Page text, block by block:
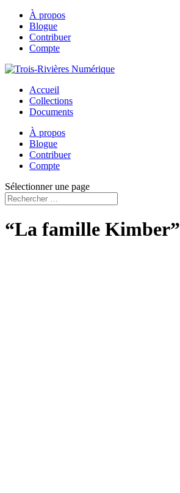
À propos
Blogue
Contribuer
Compte
Accueil
Collections
Documents
À propos
Blogue
Contribuer
Compte
Sélectionner une page
“La famille Kimber”